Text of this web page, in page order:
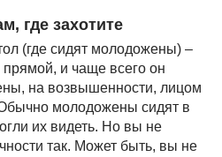
где захотите
(где сидят молодожены) –
и чаще всего он
на возвышенности, лицом
молодожены сидят в
их видеть. Но вы не
так. Может быть, вы не